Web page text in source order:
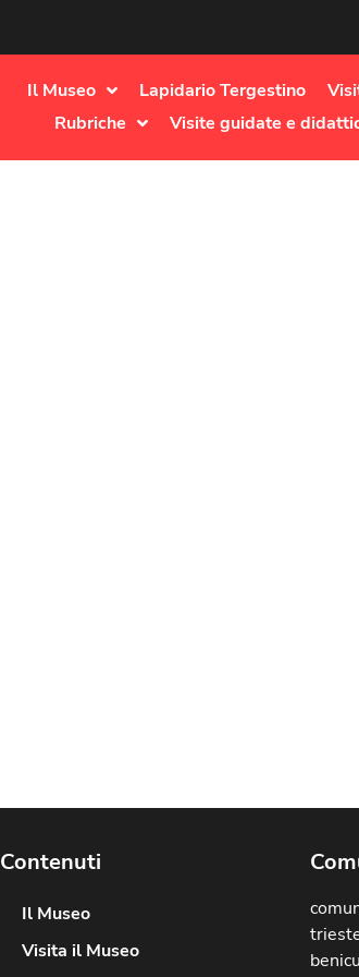
Il Museo Lapidario Tergestino
Rubriche
Visite guidate e
Contenuti
Il Museo
Visita il Museo